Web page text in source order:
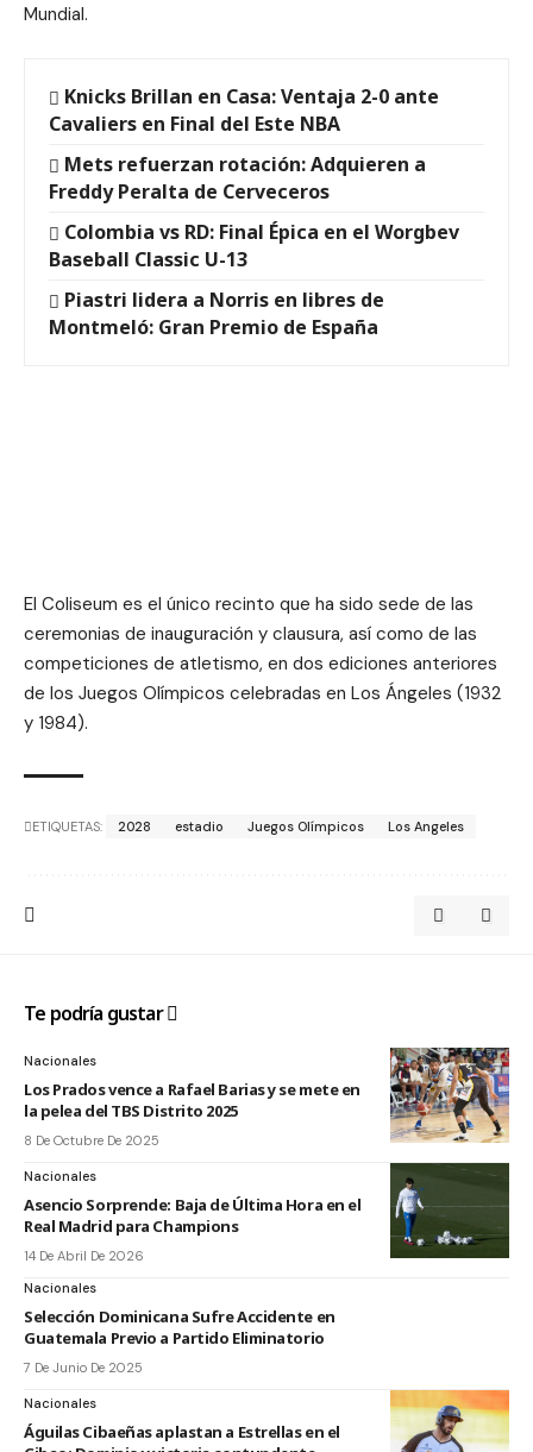
Mundial.
Knicks Brillan en Casa: Ventaja 2-0 ante
Cavaliers en Final del Este NBA
Mets refuerzan rotación: Adquieren a
Freddy Peralta de Cerveceros
Colombia vs RD: Final Épica en el Worgbev
Baseball Classic U-13
Piastri lidera a Norris en libres de
Montmeló: Gran Premio de España
El Coliseum es el único recinto que ha sido sede de las
ceremonias de inauguración y clausura, así como de las
competiciones de atletismo, en dos ediciones anteriores
de los Juegos Olímpicos celebradas en Los Ángeles (1932
y 1984).
ETIQUETAS: 2028 estadio Juegos Olímpicos Los Angeles
Te podría gustar
Nacionales
Los Prados vence a Rafael Barias y se mete en
la pelea del TBS Distrito 2025
8 De Octubre De 2025
Nacionales
Asencio Sorprende: Baja de Última Hora en el
Real Madrid para Champions
14 De Abril De 2026
Nacionales
Selección Dominicana Sufre Accidente en
Guatemala Previo a Partido Eliminatorio
7 De Junio De 2025
Nacionales
Águilas Cibaeñas aplastan a Estrellas en el